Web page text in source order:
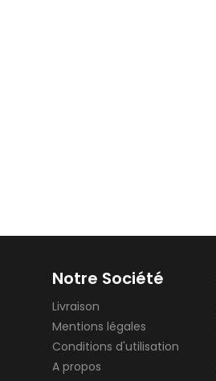
Notre Société
Livraison
Mentions légales
Conditions d'utilisation
A propos